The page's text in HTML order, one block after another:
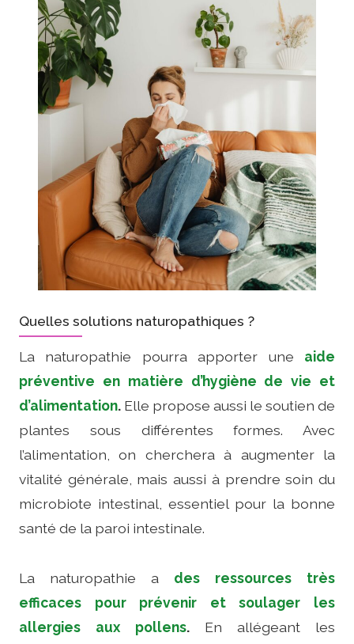
Quelles solutions naturopathiques ?
La naturopathie pourra apporter une aide
préventive en matière d’hygiène de vie et
d’alimentation. Elle propose aussi le soutien de
plantes sous différentes formes. Avec
l’alimentation, on cherchera à augmenter la
vitalité générale, mais aussi à prendre soin du
microbiote intestinal, essentiel pour la bonne
santé de la paroi intestinale.
La naturopathie a des ressources très
efficaces pour prévenir et soulager les
allergies aux pollens. En allégeant les